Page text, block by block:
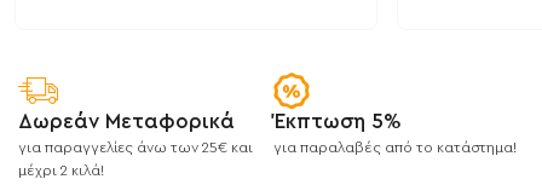
Δωρεάν Μεταφορικά
για παραγγελίες άνω των 25€ και
μέχρι 2 κιλά!
Έκπτωση 5%
για παραλαβές από το κατάστημα!